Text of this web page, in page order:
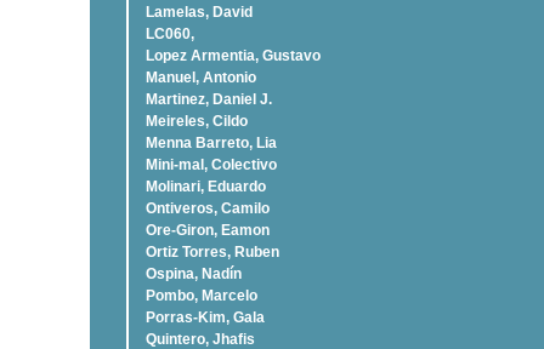
Lamelas, David
LC060,
Lopez Armentia, Gustavo
Manuel, Antonio
Martinez, Daniel J.
Meireles, Cildo
Menna Barreto, Lia
Mini-mal, Colectivo
Molinari, Eduardo
Ontiveros, Camilo
Ore-Giron, Eamon
Ortiz Torres, Ruben
Ospina, Nadí­n
Pombo, Marcelo
Porras-Kim, Gala
Quintero, Jhafis